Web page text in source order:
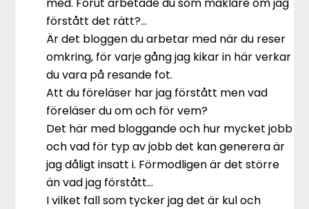
förstått det rätt?…
Är det bloggen du arbetar med när du reser
omkring, för varje gång jag kikar in här verkar
du vara på resande fot.
Att du föreläser har jag förstått men vad
föreläser du om och för vem?
Det här med bloggande och hur mycket jobb
och vad för typ av jobb det kan generera är
jag dåligt insatt i. Förmodligen är det större
än vad jag förstått…
I vilket fall som tycker jag det är kul och